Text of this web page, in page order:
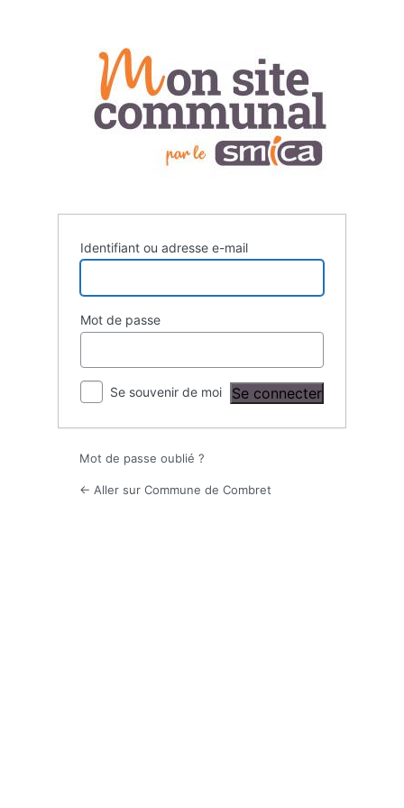
connecter
Identifiant ou adresse e-mail
Mot de passe
Se souvenir de moi
Mot de passe oublié ?
← Aller sur Commune de Combret